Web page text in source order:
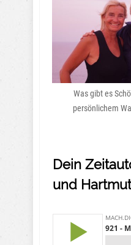
Was gibt es
persönlichem
Dein
und